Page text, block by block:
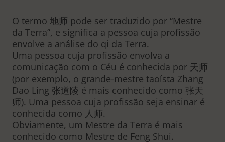
O termo 地师 pode ser traduzido por “Mestre
da Terra”, e significa a pessoa cuja profissão
envolve a análise do qi da Terra.
Uma pessoa cuja profissão envolva a
comunicação com o Céu é conhecida por 天师
(por exemplo, o grande-mestre taoísta Zhang
Dao Ling 张道陵 é mais conhecido como 张天
师). Uma pessoa cuja profissão seja ensinar é
conhecida como 人师.
Obviamente, um Mestre da Terra é mais
conhecido como Mestre de Feng Shui.